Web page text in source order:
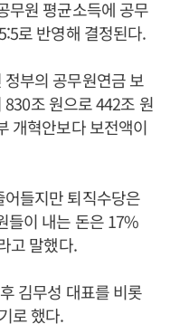
무원 평균소득에 공무
로 반영해 결정된다.
부의 공무원연금 보
조 원으로 442조 원
개혁안보다 보전액이
들지만 퇴직수당은
들이 내는 돈은 17%
고 말했다.
김무성 대표를 비롯
로 했다.